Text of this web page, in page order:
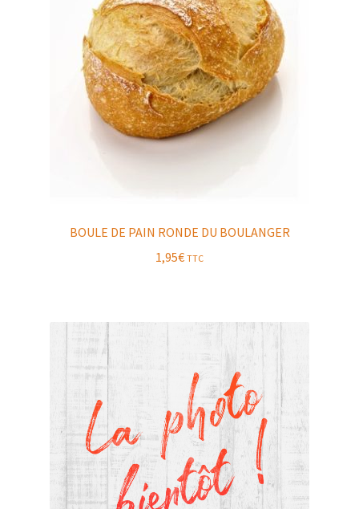
BOULE DE PAIN RONDE DU BOULANGER
1,95€ TTC